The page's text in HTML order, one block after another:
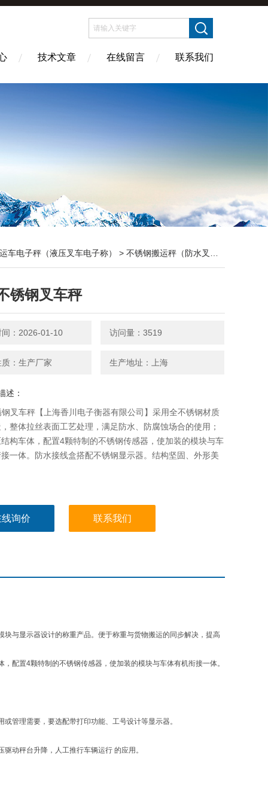
技术文章 在线留言 联系我们
车电子秤（液压叉车电子称） > 不锈钢搬运秤（防水叉车秤）
锈钢叉车秤
间：2026-01-10 访问量：3519
质：生产厂家 生产地址：上海
述：
钢叉车秤【上海香川电子衡器有限公司】采用全不锈钢材质
整体拉丝表面工艺处理，满足防水、防腐蚀场合的使用；
构车体，配置4颗特制的不锈钢传感器，使加装的模块与车
一体。防水接线盒搭配不锈钢显示器。结构坚固、外形美
询价 联系我们
与显示器设计的称重产品。便于称重与货物搬运的同步解决，提高
，配置4颗特制的不锈钢传感器，使加装的模块与车体有机衔接一体。
管理需要，要选配带打印功能、工号设计等显示器。
驱动秤台升降，人工推行车辆运行 的应用。